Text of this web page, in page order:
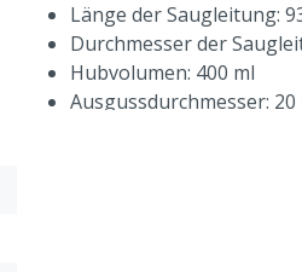
Länge der Saugleitung:
Durchmesser der
Hubvolumen: 400 ml
Ausgussdurchmesser: 20